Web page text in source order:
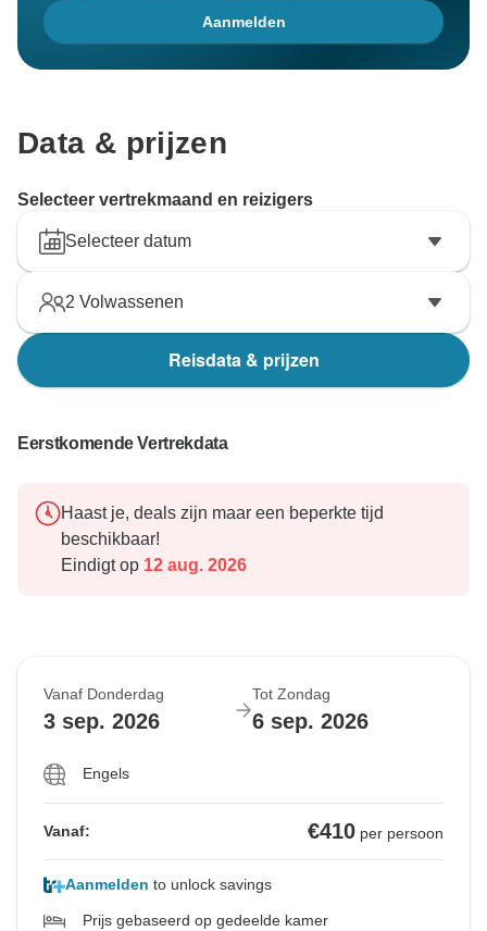
Aanmelden
Data & prijzen
Selecteer vertrekmaand en reizigers
Selecteer datum
2 Volwassenen
Reisdata & prijzen
Eerstkomende Vertrekdata
Haast je, deals zijn maar een beperkte tijd
beschikbaar!
Eindigt op 12 aug. 2026
Vanaf Donderdag
3 sep. 2026
Tot Zondag
6 sep. 2026
Engels
Vanaf: €410 per persoon
Aanmelden to unlock savings
Prijs gebaseerd op gedeelde kamer